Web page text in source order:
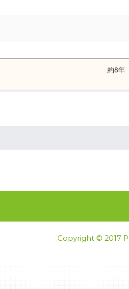
約8年
Copyright © 2017